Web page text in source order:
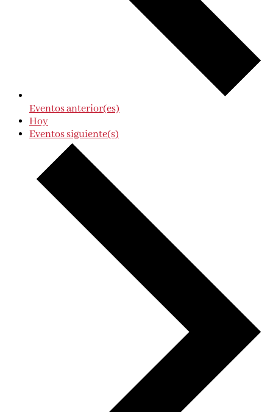
Eventosanterior(es)
Hoy
Eventossiguiente(s)